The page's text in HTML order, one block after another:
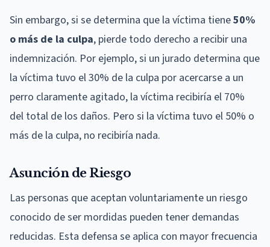
Sin embargo, si se determina que la víctima tiene50%
o más de la culpa, pierde todo derecho a recibir una
indemnización. Por ejemplo, si un jurado determina que
la víctima tuvo el 30% de la culpa por acercarse a un
perro claramente agitado, la víctima recibiría el 70%
del total de los daños. Pero si la víctima tuvo el 50% o
más de la culpa, no recibiría nada.
Asunción de Riesgo
Las personas que aceptan voluntariamente un riesgo
conocido de ser mordidas pueden tener demandas
reducidas. Esta defensa se aplica con mayor frecuencia